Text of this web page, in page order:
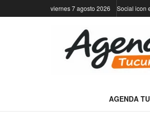
viernes 7 agosto 2026 Social icon
AGENDA